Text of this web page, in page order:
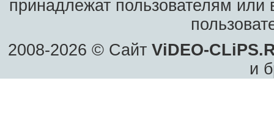
принадлежат пользователям или
2008-2026 © Сайт ViDEO-
и